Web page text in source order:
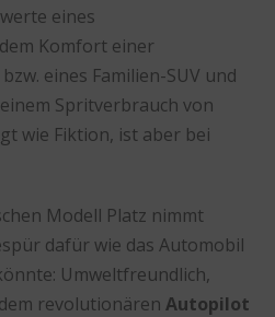
eines
Komfort einer
eines Familien-SUV und
Spritverbrauch von
wie Fiktion, ist aber bei
Modell Platz nimmt
dafür wie das Automobil
Umweltfreundlich,
revolutionären Autopilot